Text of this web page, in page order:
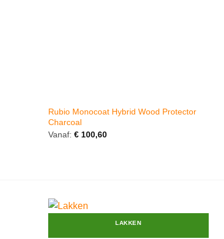
Rubio Monocoat Hybrid Wood Protector
Charcoal
Vanaf: €100,60
LAKKEN